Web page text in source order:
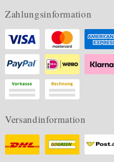
Zahlungsinformation
Versandinformation